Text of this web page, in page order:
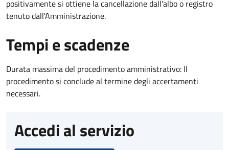
positivamente si ottiene la cancellazione dall'albo o registro
tenuto dall'Amministrazione.
Tempi e scadenze
Durata massima del procedimento amministrativo: Il
procedimento si conclude al termine degli accertamenti
necessari.
Accedi al servizio